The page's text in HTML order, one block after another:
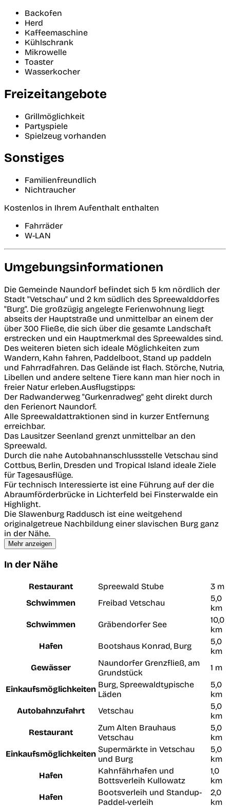
Backofen
Herd
Kaffeemaschine
Kühlschrank
Mikrowelle
Toaster
Wasserkocher
Freizeitangebote
Grillmöglichkeit
Partyspiele
Spielzeug vorhanden
Sonstiges
Familienfreundlich
Nichtraucher
Kostenlos in Ihrem Aufenthalt enthalten
Fahrräder
W-LAN
Umgebungsinformationen
Die Gemeinde Naundorf befindet sich 5 km nördlich der
Stadt "Vetschau" und 2 km südlich des Spreewalddorfes
"Burg". Die großzügig angelegte Ferienwohnung liegt
abseits der Hauptstraße und unmittelbar an einem der
über 300 Fließe, die sich über die gesamte Landschaft
erstrecken und ein Hauptmerkmal des Spreewaldes sind.
Des weiteren bieten sich ideale Möglichkeiten zum
Wandern, Kahn fahren, Paddelboot, Stand up paddeln
und Fahrradfahren. Das Gelände ist flach. Störche, Nutria,
Libellen und andere seltene Tiere kann man hier noch in
freier Natur erleben.Ausflugstipps:
Der Radwanderweg "Gurkenradweg" geht direkt durch
den Ferienort Naundorf.
Alle Spreewaldattraktionen sind in kurzer Entfernung
erreichbar.
Das Lausitzer Seenland grenzt unmittelbar an den
Spreewald.
Durch die nahe Autobahnanschlussstelle Vetschau sind
Cottbus, Berlin, Dresden und Tropical Island ideale Ziele
für Tagesausflüge.
Für technisch Interessierte ist eine Führung auf der die
Abraumförderbrücke in Lichterfeld bei Finsterwalde ein
Highlight.
Die Slawenburg Raddusch ist eine weitgehend
originalgetreue Nachbildung einer slavischen Burg ganz
in der Nähe.
Mehr anzeigen
In der Nähe
Restaurant Spreewald Stube
3 m
Schwimmen
Freibad Vetschau
5,0
km
Schwimmen
Gräbendorfer See
10,0
km
Hafen
Bootshaus Konrad, Burg
5,0
km
Gewässer
Naundorfer Grenzfließ, am
Grundstück
1 m
Einkaufsmöglichkeiten Burg, Spreewaldtypische
Läden
5,0
km
Autobahnzufahrt
Vetschau
5,0
km
Restaurant
Zum Alten Brauhaus
Vetschau
5,0
km
Einkaufsmöglichkeiten Supermärkte in Vetschau
und Burg
5,0
km
Hafen
Kahnfährhafen und
Bottsverleih Kullowatz
1,0
km
Hafen
Bootsverleih und Standup-
Paddel-verleih
2,0
km